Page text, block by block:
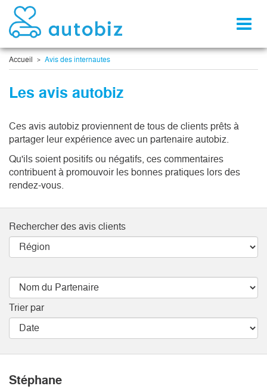
Accueil Avis des internautes
Les avis autobiz
Ces avis autobiz proviennent de tous de clients prêts à
partager leur expérience avec un partenaire autobiz.
Qu'ils soient positifs ou négatifs, ces commentaires
contribuent à promouvoir les bonnes pratiques lors des
rendez-vous.
Rechercher des avis clients
Trier par
Stéphane